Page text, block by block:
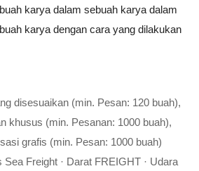
karya dalam sebuah karya dalam
karya dengan cara yang dilakukan
disesuaikan (min. Pesan: 120 buah),
khusus (min. Pesanan: 1000 buah),
grafis (min. Pesan: 1000 buah)
Sea Freight · Darat FREIGHT · Udara